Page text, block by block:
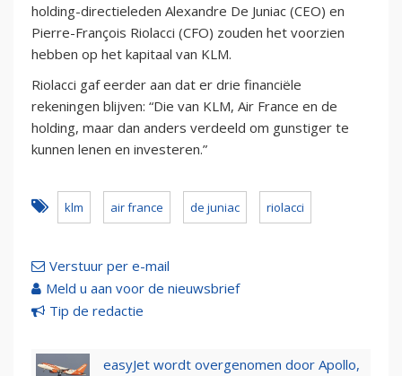
holding-directieleden Alexandre De Juniac (CEO) en
Pierre-François Riolacci (CFO) zouden het voorzien
hebben op het kapitaal van KLM.
Riolacci gaf eerder aan dat er drie financiële
rekeningen blijven: “Die van KLM, Air France en de
holding, maar dan anders verdeeld om gunstiger te
kunnen lenen en investeren.”
klm air france de juniac riolacci
Verstuur per e-mail
Meld u aan voor de nieuwsbrief
Tip de redactie
easyJet wordt overgenomen door Apollo,